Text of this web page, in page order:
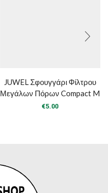
JUWEL Σφουγγάρι Φίλτρου
Μεγάλων Πόρων Compact M
€5.00